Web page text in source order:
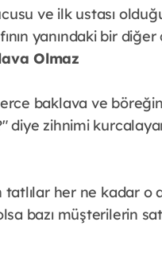
ve ilk ustası
yanındaki bir
Olmaz
baklava ve
diye zihnimi
tatlılar her ne kadar
bazı müşterilerin